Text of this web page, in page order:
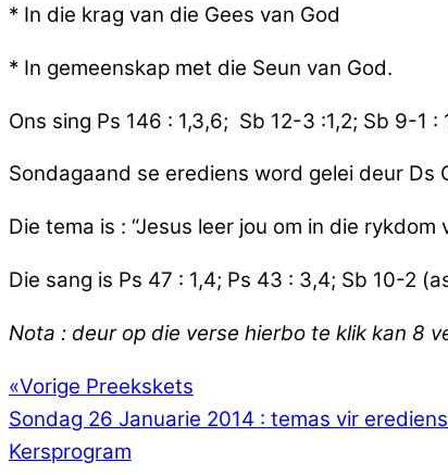
* In die krag van die Gees van God
* In gemeenskap met die Seun van God.
Ons sing Ps 146 : 1,3,6; Sb 12-3 :1,2; Sb 9-1
Sondagaand se erediens word gelei deur
Die tema is : “Jesus leer jou om in die rykdom
Die sang is Ps 47 : 1,4; Ps 43 : 3,4; Sb 10-2
Nota : deur op die verse hierbo te klik kan 8
«Vorige Preekskets
Sondag 26 Januarie 2014 : temas vir
Kersprogram